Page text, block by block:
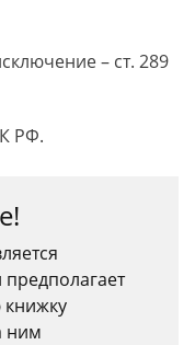
– ст. 289
РФ.
книжку
ним